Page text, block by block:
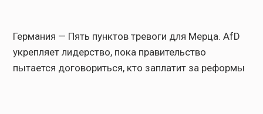
Германия — Пять пунктов тревоги для Мерца. AfD
укрепляет лидерство, пока правительство
пытается договориться, кто заплатит за реформы